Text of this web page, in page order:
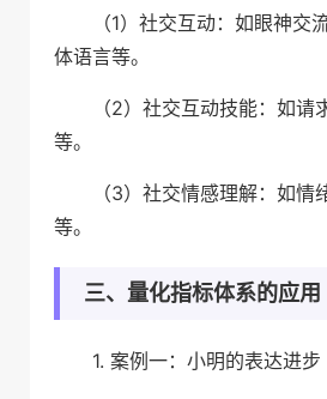
（1）社交互动：如眼神交
体语言等。
（2）社交互动技能：如请
等。
（3）社交情感理解：如情
等。
三、量化指标体系的应用
1. 案例一：小明的表达进步